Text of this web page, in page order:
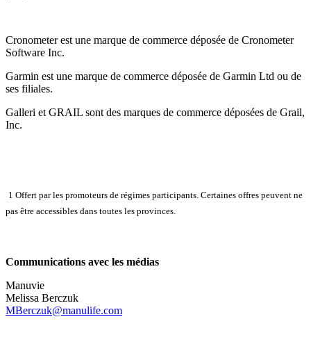
Cronometer est une marque de commerce déposée de Cronometer
Software Inc.
Garmin est une marque de commerce déposée de Garmin Ltd ou de
ses filiales.
Galleri et GRAIL sont des marques de commerce déposées de Grail,
Inc.
1 Offert par les promoteurs de régimes participants. Certaines offres peuvent ne
pas être accessibles dans toutes les provinces.
Communications avec les médias
Manuvie
Melissa Berczuk
MBerczuk@manulife.com